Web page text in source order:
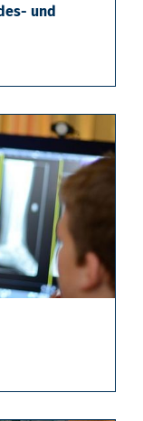
und